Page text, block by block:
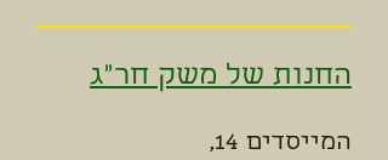
החנות של משק חר"ג
המייסדים 14,